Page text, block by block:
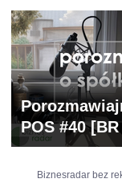
POS #40
Biznesradar bez